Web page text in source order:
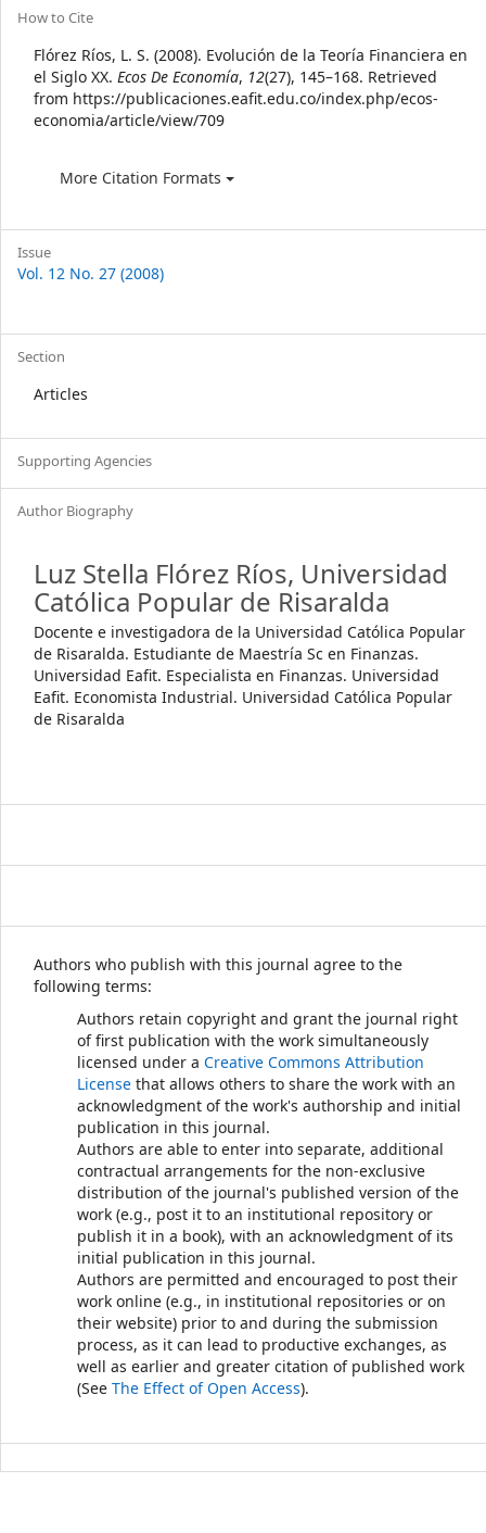
Article
Details
How to Cite
Flórez Ríos, L. S. (2008). Evolución de la Teoría Financiera en
el Siglo XX. Ecos De Economía, 12(27), 145–168. Retrieved
from https://publicaciones.eafit.edu.co/index.php/ecos-
economia/article/view/709
More Citation Formats
Issue
Vol. 12 No. 27 (2008)
Section
Articles
Supporting Agencies
Author Biography
Luz Stella Flórez Ríos, Universidad
Católica Popular de Risaralda
Docente e investigadora de la Universidad Católica Popular
de Risaralda. Estudiante de Maestría Sc en Finanzas.
Universidad Eafit. Especialista en Finanzas. Universidad
Eafit. Economista Industrial. Universidad Católica Popular
de Risaralda
Authors who publish with this journal agree to the
following terms:
Authors retain copyright and grant the journal right
of first publication with the work simultaneously
licensed under a Creative Commons Attribution
License that allows others to share the work with an
acknowledgment of the work's authorship and initial
publication in this journal.
Authors are able to enter into separate, additional
contractual arrangements for the non-exclusive
distribution of the journal's published version of the
work (e.g., post it to an institutional repository or
publish it in a book), with an acknowledgment of its
initial publication in this journal.
Authors are permitted and encouraged to post their
work online (e.g., in institutional repositories or on
their website) prior to and during the submission
process, as it can lead to productive exchanges, as
well as earlier and greater citation of published work
(See The Effect of Open Access).